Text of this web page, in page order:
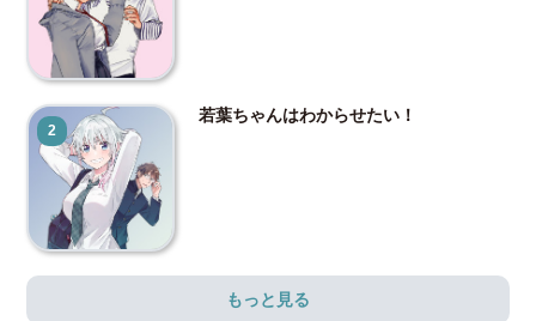
2
若葉ちゃんはわからせたい！
もっと見る